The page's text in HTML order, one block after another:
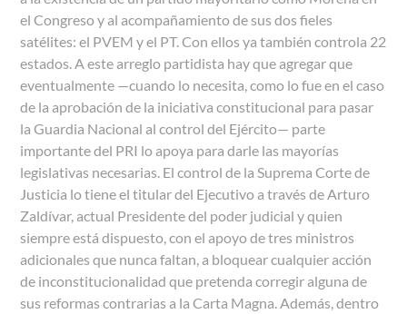
el Congreso y al acompañamiento de sus dos fieles
satélites: el PVEM y el PT. Con ellos ya también controla 22
estados. A este arreglo partidista hay que agregar que
eventualmente —cuando lo necesita, como lo fue en el caso
de la aprobación de la iniciativa constitucional para pasar
la Guardia Nacional al control del Ejército— parte
importante del PRI lo apoya para darle las mayorías
legislativas necesarias. El control de la Suprema Corte de
Justicia lo tiene el titular del Ejecutivo a través de Arturo
Zaldívar, actual Presidente del poder judicial y quien
siempre está dispuesto, con el apoyo de tres ministros
adicionales que nunca faltan, a bloquear cualquier acción
de inconstitucionalidad que pretenda corregir alguna de
sus reformas contrarias a la Carta Magna. Además, dentro